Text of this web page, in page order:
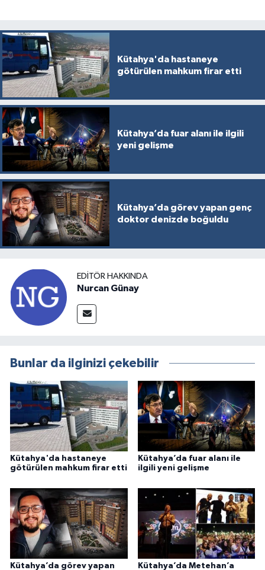
Kütahya'da hastaneye
götürülen mahkum firar etti
Kütahya’da fuar alanı ile ilgili
yeni gelişme
Kütahya’da görev yapan genç
doktor denizde boğuldu
EDITÖR HAKKINDA
Nurcan Günay
Bunlar da ilginizi çekebilir
Kütahya'da hastaneye
götürülen mahkum firar etti
Kütahya’da fuar alanı ile
ilgili yeni gelişme
Kütahya’da görev yapan
Kütahya’da Metehan’a